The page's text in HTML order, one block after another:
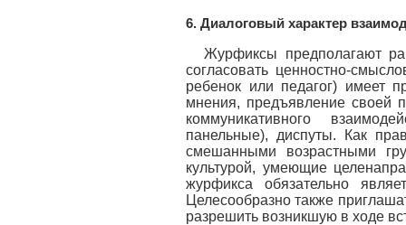
6. Диалоговый характер
Журфиксы предполагают
согласовать ценностно-
ребенок или педагог) имеет
мнения, предъявление своей
коммуникативного
панельные), диспуты. Как
смешанными возрастными
культурой, умеющие
журфикса обязательно
Целесообразно также
разрешить возникшую в ходе